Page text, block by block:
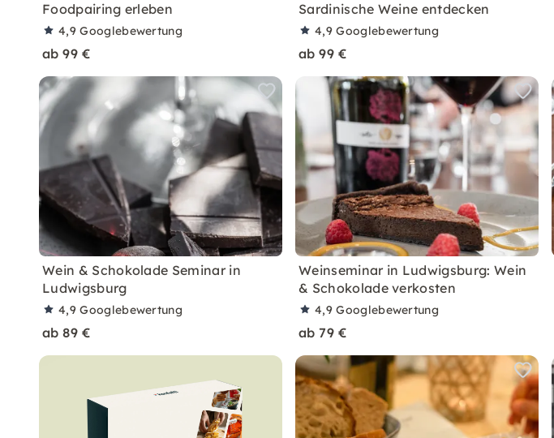
Foodpairing erleben
4,9Googlebewertung
ab 99 €
Sardinische Weine entdecken
4,9Googlebewertung
ab 99 €
Wein & Schokolade Seminar in
Ludwigsburg
4,9Googlebewertung
ab 89 €
Weinseminar in Ludwigsburg: Wein
& Schokolade verkosten
4,9Googlebewertung
ab 79 €